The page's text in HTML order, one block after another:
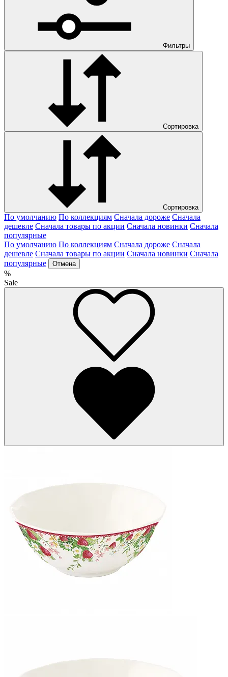
Фильтры
Сортировка
Сортировка
По умолчанию По коллекциям Сначала дороже Сначала
дешевле Сначала товары по акции Сначала новинки Сначала
популярные
По умолчанию По коллекциям Сначала дороже Сначала
дешевле Сначала товары по акции Сначала новинки Сначала
популярные
Отмена
%
Sale